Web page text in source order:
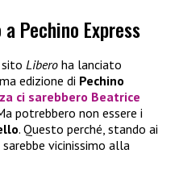
Pechino Express
Libero ha lanciato
edizione di Pechino
ci sarebbero Beatrice
potrebbero non essere i
. Questo perché, stando ai
sarebbe vicinissimo alla